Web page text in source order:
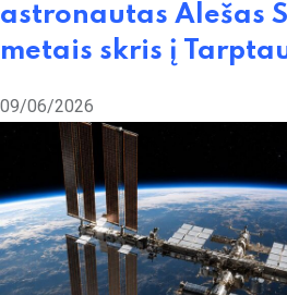
astronautas Alešas
metais skris į
09/06/2026